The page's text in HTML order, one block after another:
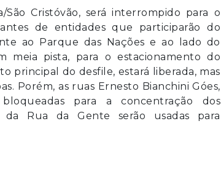
Cristóvão, será interrompido para o
de entidades que participarão do
ao Parque das Nações e ao lado do
meia pista, para o estacionamento do
principal do desfile, estará liberada, mas
Porém, as ruas Ernesto Bianchini Góes,
para a concentração dos
Rua da Gente serão usadas para